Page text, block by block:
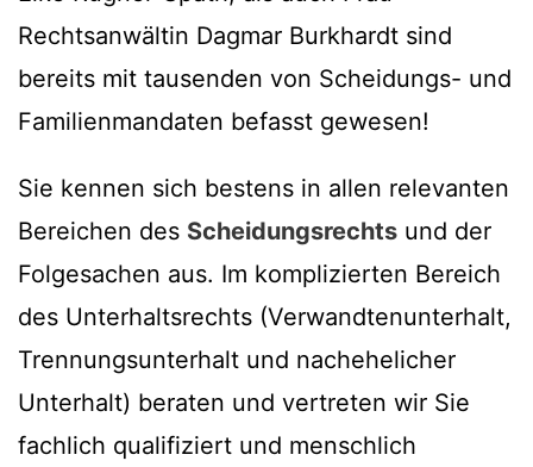
Rechtsanwältin Dagmar Burkhardt sind
bereits mit tausenden von Scheidungs- und
Familienmandaten befasst gewesen!
Sie kennen sich bestens in allen relevanten
Bereichen des Scheidungsrechts und der
Folgesachen aus. Im komplizierten Bereich
des Unterhaltsrechts (Verwandtenunterhalt,
Trennungsunterhalt und nachehelicher
Unterhalt) beraten und vertreten wir Sie
fachlich qualifiziert und menschlich